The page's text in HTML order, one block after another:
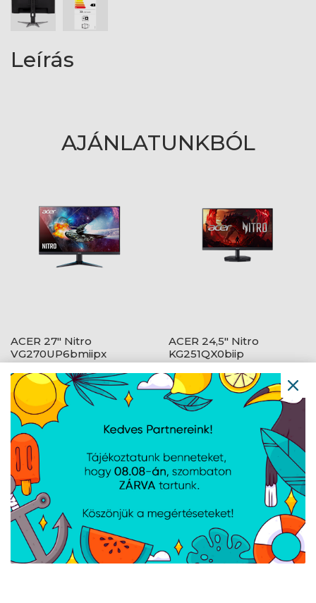
Leírás
AJÁNLATUNKBÓL
ACER 27" Nitro
VG270UP6bmiipx
ZeroFrame QHD 144Hz
IPS fekete monitor
ACER 24,5" Nitro
KG251QX0biip
ZeroFrame FHD 200Hz
VA fekete monitor
ACER 24,5" EK251QP6bi
ZeroFrame FHD 144Hz
ACER 27" Nitro
XV270P6bipr